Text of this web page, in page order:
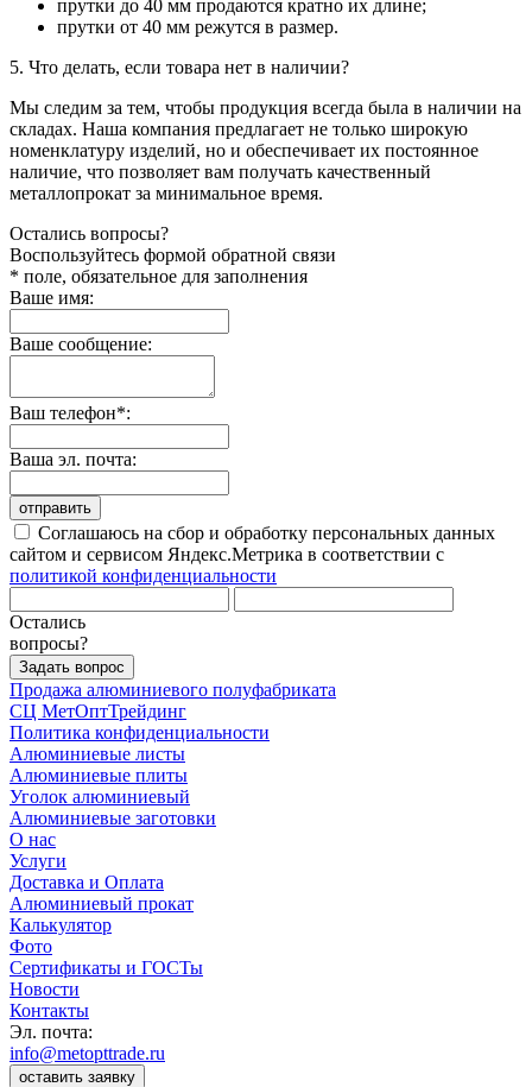
прутки до 40 мм продаются кратно их длине;
прутки от 40 мм режутся в размер.
5. Что делать, если товара нет в наличии?
Мы следим за тем, чтобы продукция всегда была в наличии на
складах. Наша компания предлагает не только широкую
номенклатуру изделий, но и обеспечивает их постоянное
наличие, что позволяет вам получать качественный
металлопрокат за минимальное время.
Остались вопросы?
Воспользуйтесь формой обратной связи
* поле, обязательное для заполнения
Ваше имя:
Ваше сообщение:
Ваш телефон*:
Ваша эл. почта:
отправить
Соглашаюсь на сбор и обработку персональных данных
сайтом и сервисом Яндекс.Метрика в соответствии с
политикой конфиденциальности
Остались
вопросы?
Задать вопрос
Продажа алюминиевого полуфабриката
СЦ МетОптТрейдинг
Политика конфиденциальности
Алюминиевые листы
Алюминиевые плиты
Уголок алюминиевый
Алюминиевые заготовки
О нас
Услуги
Доставка и Оплата
Алюминиевый прокат
Калькулятор
Фото
Сертификаты и ГОСТы
Новости
Контакты
Эл. почта:
info@metopttrade.ru
оставить заявку